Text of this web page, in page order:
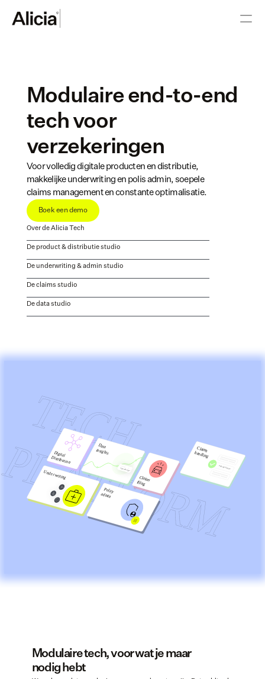
Modulaire end-to-end
tech voor
verzekeringen
Voor volledig digitale producten en distributie,
makkelijke underwriting en polis admin, soepele
claims management en constante optimalisatie.
Boek een demo
Over de Alicia Tech
De product & distributie studio
De underwriting & admin studio
De claims studio
De data studio
Modulaire tech, voor wat je maar
nodig hebt